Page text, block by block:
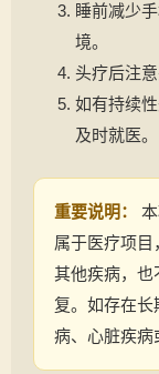
睡前减少
境。
头疗后注
如有持续
及时就医。
重要说明：
属于医疗项
其他疾病，也
复。如存在
病、心脏疾病